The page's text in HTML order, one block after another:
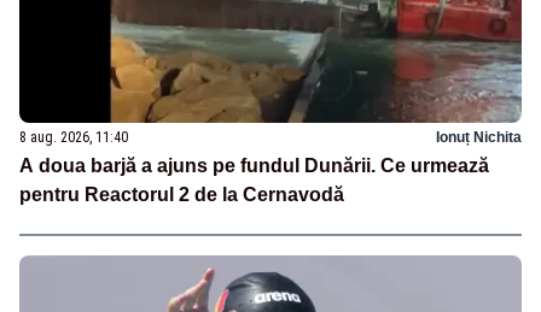
8 aug. 2026, 11:40 Ionuț Nichita
A doua barjă a ajuns pe fundul Dunării. Ce urmează
pentru Reactorul 2 de la Cernavodă